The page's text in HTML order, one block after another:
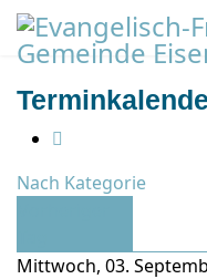
Nach Kategorie
Mittwoch, 03.